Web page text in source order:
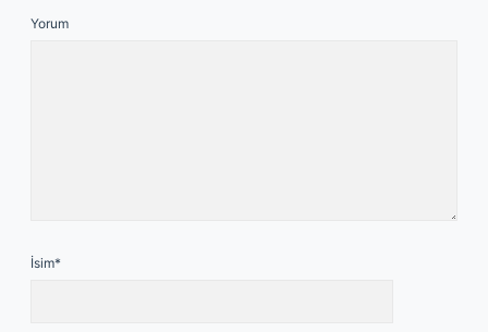
Yorum
İsim*